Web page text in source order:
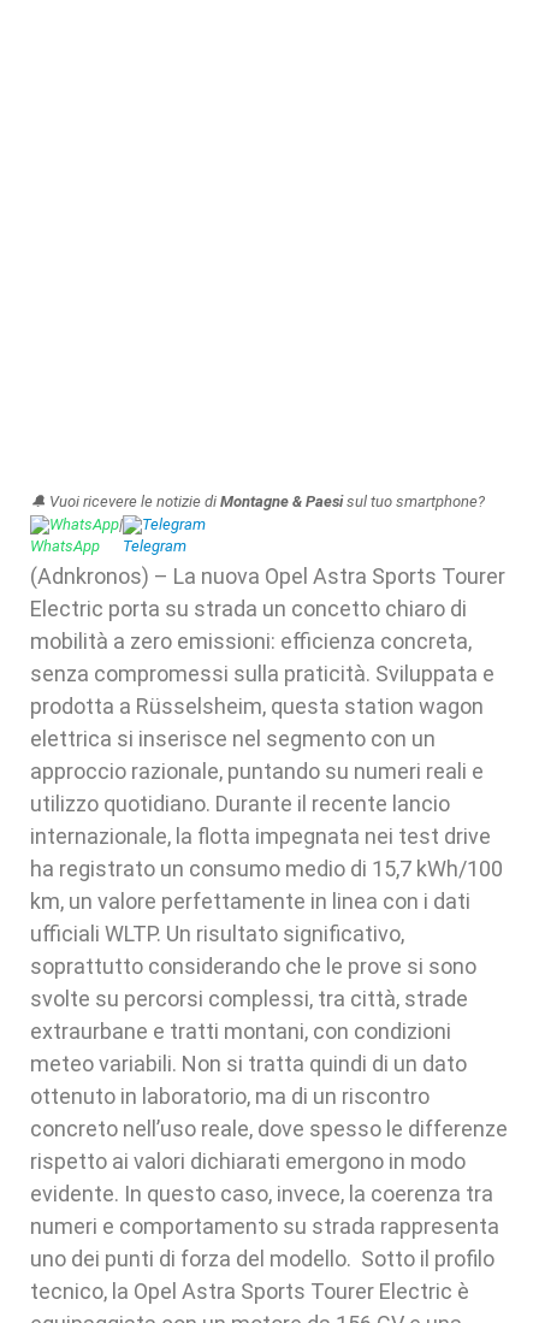
🔔 Vuoi ricevere le notizie di Montagne & Paesisul tuo smartphone?
WhatsApp| Telegram
(Adnkronos) – La nuova Opel Astra Sports Tourer
Electric porta su strada un concetto chiaro di
mobilità a zero emissioni: efficienza concreta,
senza compromessi sulla praticità. Sviluppata e
prodotta a Rüsselsheim, questa station wagon
elettrica si inserisce nel segmento con un
approccio razionale, puntando su numeri reali e
utilizzo quotidiano. Durante il recente lancio
internazionale, la flotta impegnata nei test drive
ha registrato un consumo medio di 15,7 kWh/100
km, un valore perfettamente in linea con i dati
ufficiali WLTP. Un risultato significativo,
soprattutto considerando che le prove si sono
svolte su percorsi complessi, tra città, strade
extraurbane e tratti montani, con condizioni
meteo variabili. Non si tratta quindi di un dato
ottenuto in laboratorio, ma di un riscontro
concreto nell’uso reale, dove spesso le differenze
rispetto ai valori dichiarati emergono in modo
evidente. In questo caso, invece, la coerenza tra
numeri e comportamento su strada rappresenta
uno dei punti di forza del modello. Sotto il profilo
tecnico, la Opel Astra Sports Tourer Electric è